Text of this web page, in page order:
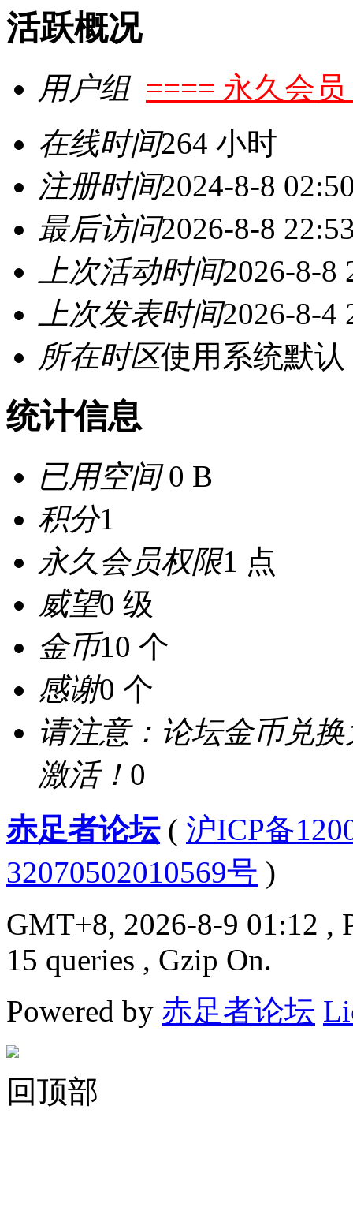
活跃概况
用户组 ==== 永久会员
在线时间264 小时
注册时间2024-8-8
最后访问2026-8-8
上次活动时间2026-8-8
上次发表时间2026-8-4
所在时区使用系统默认
统计信息
已用空间0 B
积分1
永久会员权限1 点
威望0 级
金币10 个
感谢0 个
请注意：论坛金币兑
激活！ 0
赤足者论坛( 沪ICP备
32070502010569号 )
GMT+8, 2026-8-9 01:12 ,
15 queries , Gzip On.
Powered by 赤足者论坛
回顶部